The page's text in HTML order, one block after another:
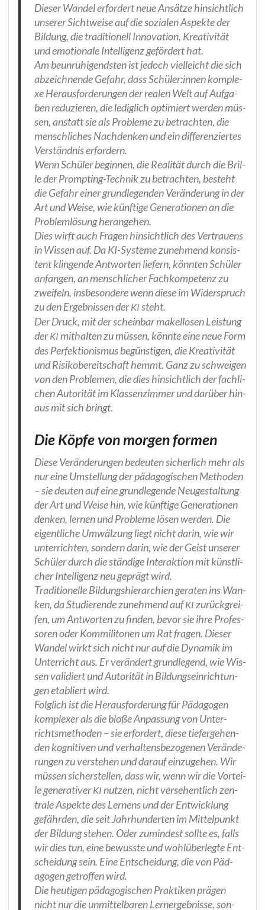
Die­ser Wan­del erfor­dert neue Ansät­ze hin­sicht­lich
unse­rer Sicht­wei­se auf die sozia­len Aspek­te der
Bil­dung, die tra­di­tio­nell Inno­va­ti­on, Krea­ti­vi­tät
und emo­tio­na­le Intel­li­genz geför­dert hat.
Am beun­ru­hi­gends­ten ist jedoch viel­leicht die sich
abzeich­nen­de Gefahr, dass Schüler:innen kom­ple­
xe Her­aus­for­de­run­gen der rea­len Welt auf Auf­ga­
ben redu­zie­ren, die ledig­lich opti­miert wer­den müs­
sen, anstatt sie als Pro­ble­me zu betrach­ten, die
mensch­li­ches Nach­den­ken und ein dif­fe­ren­zier­tes
Ver­ständ­nis erfordern.
Wenn Schü­ler begin­nen, die Rea­li­tät durch die Bril­
le der Promp­ting-Tech­nik zu betrach­ten, besteht
die Gefahr einer grund­le­gen­den Ver­än­de­rung in der
Art und Wei­se, wie künf­ti­ge Gene­ra­tio­nen an die
Pro­blem­lö­sung herangehen.
Dies wirft auch Fra­gen hin­sicht­lich des Ver­trau­ens
in Wis­sen auf. Da KI-Sys­te­me zuneh­mend kon­sis­
tent klin­gen­de Ant­wor­ten lie­fern, könn­ten Schü­ler
anfan­gen, an mensch­li­cher Fach­kom­pe­tenz zu
zwei­feln, ins­be­son­de­re wenn die­se im Wider­spruch
zu den Ergeb­nis­sen derKI steht.
Der Druck, mit der schein­bar makel­lo­sen Leis­tung
derKI mit­hal­ten zu müs­sen, könn­te eine neue Form
des Per­fek­tio­nis­mus begüns­ti­gen, die Krea­ti­vi­tät
und Risi­ko­be­reit­schaft hemmt. Ganz zu schwei­gen
von den Pro­ble­men, die dies hin­sicht­lich der fach­li­
chen Auto­ri­tät im Klas­sen­zim­mer und dar­über hin­
aus mit sich bringt.
Die Köpfe von morgen formen
Die­se Ver­än­de­run­gen bedeu­ten sicher­lich mehr als
nur eine Umstel­lung der päd­ago­gi­schen Metho­den
– sie deu­ten auf eine grund­le­gen­de Neu­ge­stal­tung
der Art und Wei­se hin, wie künf­ti­ge Gene­ra­tio­nen
den­ken, ler­nen und Pro­ble­me lösen wer­den. Die
eigent­li­che Umwäl­zung liegt nicht dar­in, wie wir
unter­rich­ten, son­dern dar­in, wie der Geist unse­rer
Schü­ler durch die stän­di­ge Inter­ak­ti­on mit künst­li­
cher Intel­li­genz neu geprägt wird.
Tra­di­tio­nel­le Bil­dungs­hier­ar­chien gera­ten ins Wan­
ken, da Stu­die­ren­de zuneh­mend aufKI zurück­grei­
fen, um Ant­wor­ten zu fin­den, bevor sie ihre Pro­fes­
so­ren oder Kom­mi­li­to­nen um Rat fra­gen. Die­ser
Wan­del wirkt sich nicht nur auf die Dyna­mik im
Unter­richt aus. Er ver­än­dert grund­le­gend, wie Wis­
sen vali­diert und Auto­ri­tät in Bil­dungs­ein­rich­tun­
gen eta­bliert wird.
Folg­lich ist die Her­aus­for­de­rung für Päd­ago­gen
kom­ple­xer als die blo­ße Anpas­sung von Unter­
richts­me­tho­den – sie erfor­dert, die­se tie­fer­ge­hen­
den kogni­ti­ven und ver­hal­tens­be­zo­ge­nen Ver­än­de­
run­gen zu ver­ste­hen und dar­auf ein­zu­ge­hen. Wir
müs­sen sicher­stel­len, dass wir, wenn wir die Vor­tei­
le gene­ra­ti­verKI nut­zen, nicht ver­se­hent­lich zen­
tra­le Aspek­te des Ler­nens und der Ent­wick­lung
gefähr­den, die seit Jahr­hun­der­ten im Mit­tel­punkt
der Bil­dung ste­hen. Oder zumin­dest soll­te es, falls
wir dies tun, eine bewuss­te und wohl­über­leg­te Ent­
schei­dung sein. Eine Ent­schei­dung, die von Päd­
ago­gen getrof­fen wird.
Die heu­ti­gen päd­ago­gi­schen Prak­ti­ken prä­gen
nicht nur die unmit­tel­ba­ren Lern­ergeb­nis­se, son­